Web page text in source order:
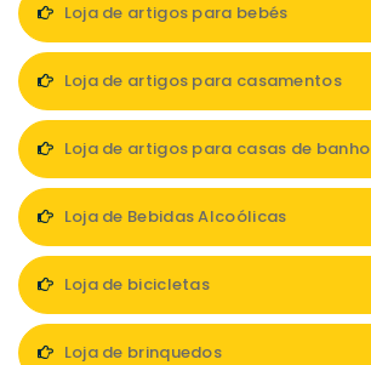
Loja de artigos para bebés
Loja de artigos para casamentos
Loja de artigos para casas de banho
Loja de Bebidas Alcoólicas
Loja de bicicletas
Loja de brinquedos